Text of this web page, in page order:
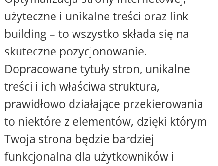
użyteczne i unikalne treści oraz link
building – to wszystko składa się na
skuteczne pozycjonowanie.
Dopracowane tytuły stron, unikalne
treści i ich właściwa struktura,
prawidłowo działające przekierowania
to niektóre z elementów, dzięki którym
Twoja strona będzie bardziej
funkcjonalna dla użytkowników i